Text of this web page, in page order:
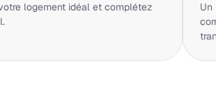
logement idéal et complétez
Un